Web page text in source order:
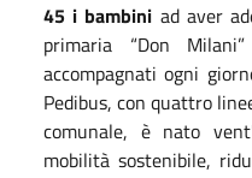
45 i bambini ad aver
primaria “Don
accompagnati ogni
Pedibus, con quattro
comunale, è nato
mobilità sostenibile,